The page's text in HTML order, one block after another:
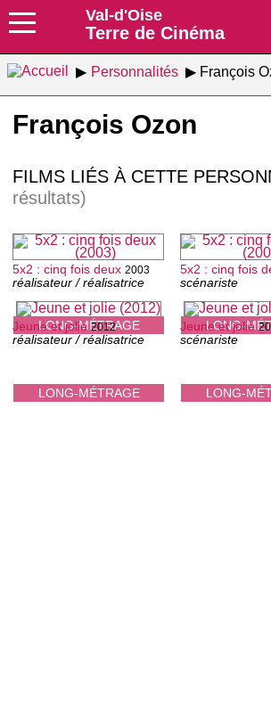
Val-d'Oise
Terre de Cinéma
Personnalités François
François Ozon
FILMS LIÉS À CETTE
résultats)
LONG-MÉTRAGE
5x2 : cinq fois deux 2003
réalisateur / réalisatrice
LONG-
5x2 : cinq fois
scénariste
LONG-MÉTRAGE
Jeune et jolie 2012
réalisateur / réalisatrice
LONG-
Jeune et jolie
scénariste